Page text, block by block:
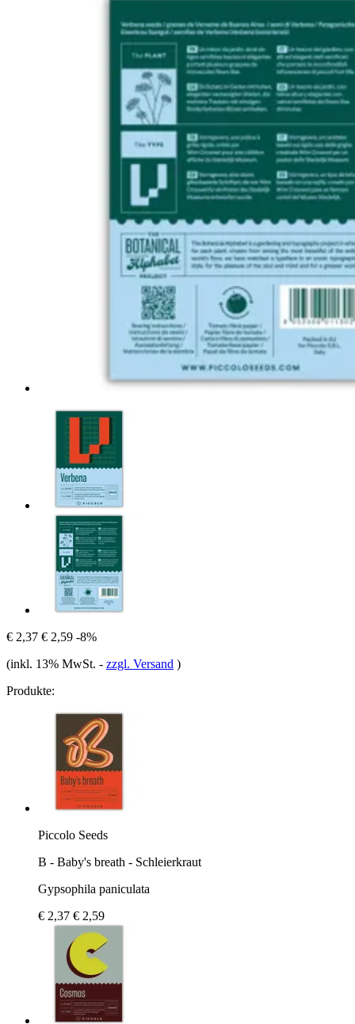
€ 2,37 € 2,59 -8%
(inkl. 13% MwSt. - zzgl. Versand )
Produkte:
Piccolo Seeds
B - Baby's breath - Schleierkraut
Gypsophila paniculata
€ 2,37 € 2,59